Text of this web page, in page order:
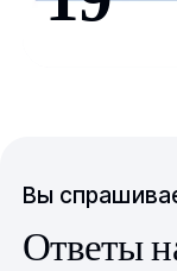
Вы
Ответы